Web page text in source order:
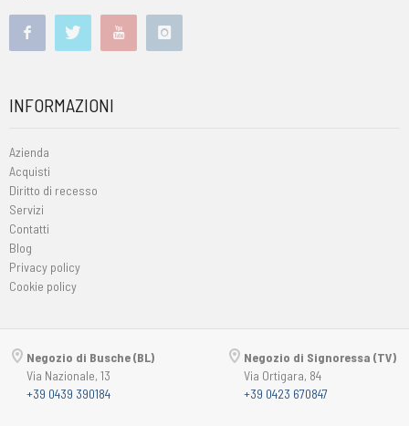
INFORMAZIONI
Azienda
Acquisti
Diritto di recesso
Servizi
Contatti
Blog
Privacy policy
Cookie policy
Negozio di Busche (BL)
Via Nazionale, 13
+39 0439 390184
Negozio di Signoressa (TV)
Via Ortigara, 84
+39 0423 670847